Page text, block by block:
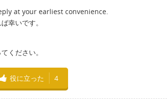
at your earliest convenience.
いです。
ください。
役に立った 4